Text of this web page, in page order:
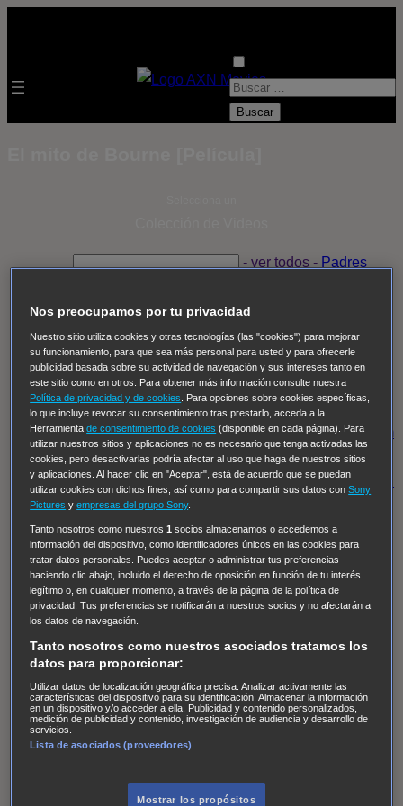
B
- ver todos - Padres
Despedida Salvaje Despedida Salvaje
Thomas, el ojo del FBI Pan Am Dawson crece
Insomnia El Guardián The Blacklist Cinco en familia
Hudson & Rex Diez libras y un sueño Mr Loverman
Regreso al futuro III NUEVE CUERPOS Los últimos
caballeros Tormenta infinita Sing Street Cobra Kai
Tom
y Lola High Country Los casos de Susan Ryeland:
Moonflower Murders Twisted Metal Mentes Criminales:
Evolution Terapia de Choque
Hailey Dean Without Sin: Libre de Culpa Morbius
NCIS: Nueva Orleans
Pandora En fuera de juego
The Shield: Al margen de la ley Duplicated Preacher
The Killing Kind Intersecciones DOC Bite Club
Chicago Fire
de personas desaparecidas Mad Dogs La Sustituta
Ladrón de guante blanco
AXN Masters of Sex Three Pines Accused CarterAlice
Nevers Crossing Lines Einstein Sobrenatural Cómo
defender a un asesino
Reckoning: Ajuste de Cuentas
Nos preocupamos por tu privacidad
Nuestro sitio utiliza cookies y otras tecnologías (las "cookies") para mejorar
su funcionamiento, para que sea más personal para usted y para ofrecerle
publicidad basada sobre su actividad de navegación y sus intereses tanto en
este sitio como en otros. Para obtener más información consulte nuestra
Política de privacidad y de cookies
. Para opciones sobre cookies específicas,
lo que incluye revocar su consentimiento tras prestarlo, acceda a la
Herramientade consentimiento de cookies (disponible en cada página). Para
utilizar nuestros sitios y aplicaciones no es necesario que tenga activadas las
cookies, pero desactivarlas podría afectar al uso que haga de nuestros sitios
y aplicaciones. Al hacer clic en "Aceptar", está de acuerdo que se puedan
utilizar cookies con dichos fines, así como para compartir sus datos conSony
Pictures yempresas del grupo Sony.
Tanto nosotros como nuestros1 socios almacenamos o accedemos a
información del dispositivo, como identificadores únicos en las cookies para
tratar datos personales. Puedes aceptar o administrar tus preferencias
haciendo clic abajo, incluido el derecho de oposición en función de tu interés
legítimo o, en cualquier momento, a través de la página de la política de
privacidad. Tus preferencias se notificarán a nuestros socios y no afectarán a
los datos de navegación.
Tanto nosotros como nuestros asociados tratamos los
datos para proporcionar:
Utilizar datos de localización geográfica precisa. Analizar activamente las
características del dispositivo para su identificación. Almacenar la información
en un dispositivo y/o acceder a ella. Publicidad y contenido personalizados,
medición de publicidad y contenido, investigación de audiencia y desarrollo de
servicios.
Lista de asociados (proveedores)
Mostrar los propósitos